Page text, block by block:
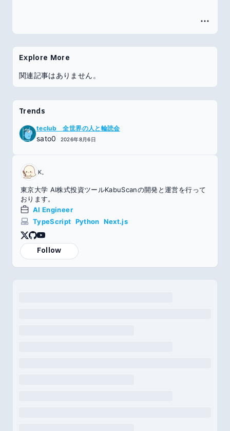
Explore More
関連記事はありません。
Trends
teclub 全世界の人と輪読会
sato0 2026年8月6日
K。
東京大学 AI株式投資ツールKabuScanの開発と運営を行って
おります。
AI Engineer
TypeScript Python Next.js
Follow